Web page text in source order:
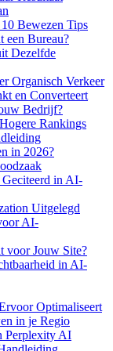
Bewezen Tips
een Bureau?
Dezelfde
Organisch Verkeer
en Converteert
Bedrijf?
Rankings
in 2026?
Geciteerd in AI-
Uitgelegd
AI-
voor Jouw Site?
in AI-
Optimaliseert
in je Regio
Perplexity AI